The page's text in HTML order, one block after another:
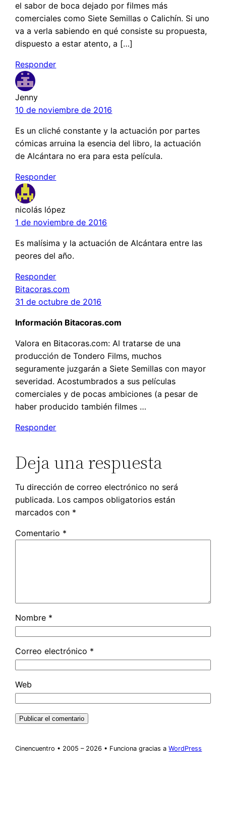
el sabor de boca dejado por filmes más
comerciales como Siete Semillas o Calichín. Si uno
va a verla sabiendo en qué consiste su propuesta,
dispuesto a estar atento, a […]
Responder
Jenny
10 de noviembre de 2016
Es un cliché constante y la actuación por partes
cómicas arruina la esencia del libro, la actuación
de Alcántara no era para esta película.
Responder
nicolás lópez
1 de noviembre de 2016
Es malísima y la actuación de Alcántara entre las
peores del año.
Responder
Bitacoras.com
31 de octubre de 2016
Información Bitacoras.com
Valora en Bitacoras.com: Al tratarse de una
producción de Tondero Films, muchos
seguramente juzgarán a Siete Semillas con mayor
severidad. Acostumbrados a sus películas
comerciales y de pocas ambiciones (a pesar de
haber producido también filmes …
Responder
Deja una respuesta
Tu dirección de correo electrónico no será
publicada. Los campos obligatorios están
marcados con *
Comentario *
Nombre *
Correo electrónico *
Web
Cinencuentro • 2005 – 2026 • Funciona gracias aWordPress